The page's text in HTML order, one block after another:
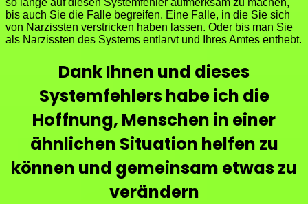
bis auch Sie die Falle begreifen. Eine Falle, in die Sie sich
von Narzissten verstricken haben lassen. Oder bis man Sie
als Narzissten des Systems entlarvt und Ihres Amtes enthebt.
Dank Ihnen und dieses
Systemfehlers habe ich die
Hoffnung, Menschen in einer
ähnlichen Situation helfen zu
können und gemeinsam etwas zu
verändern